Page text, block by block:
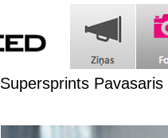
Supersprints